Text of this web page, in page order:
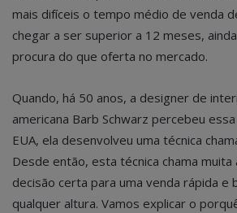
mais difíceis o tempo médio de venda
chegar a ser superior a 12 meses,
procura do que oferta no mercado.
Quando, há 50 anos, a designer de
americana Barb Schwarz percebeu
EUA, ela desenvolveu uma técnica
Desde então, esta técnica chama muita
decisão certa para uma venda rápida e
qualquer altura. Vamos explicar o